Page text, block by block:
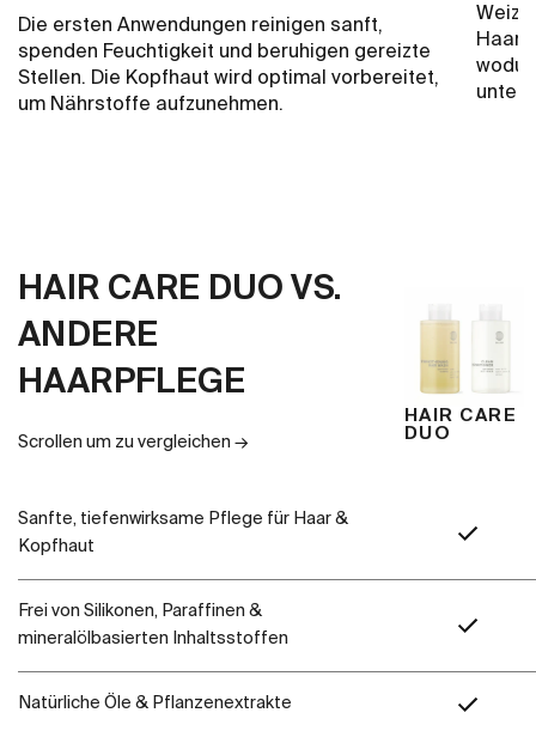
Die ersten Anwendungen reinigen sanft,
spenden Feuchtigkeit und beruhigen gereizte
Stellen. Die Kopfhaut wird optimal vorbereitet,
um Nährstoffe aufzunehmen.
HAIR CARE DUO VS.
ANDERE
HAARPFLEGE
Scrollen um zu vergleichen →
HAIR CARE
DUO
Sanfte, tiefenwirksame Pflege für Haar &
Kopfhaut
Frei von Silikonen, Paraffinen &
mineralölbasierten Inhaltsstoffen
Natürliche Öle & Pflanzenextrakte